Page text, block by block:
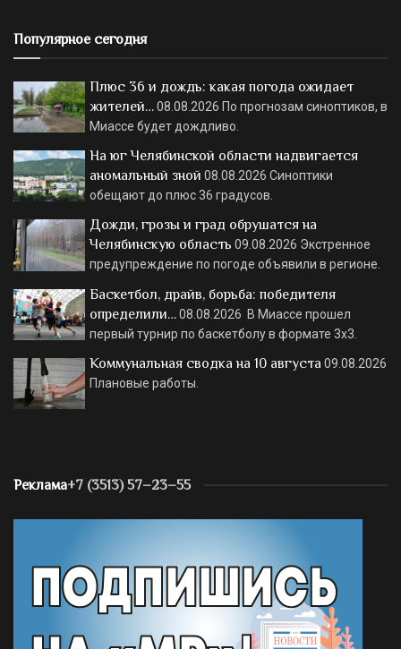
Популярное сегодня
Плюс 36 и дождь: какая погода ожидает
жителей…08.08.2026 По прогнозам синоптиков, в
Миассе будет дождливо.
На юг Челябинской области надвигается
аномальный зной 08.08.2026 Синоптики
обещают до плюс 36 градусов.
Дожди, грозы и град обрушатся на
Челябинскую область 09.08.2026 Экстренное
предупреждение по погоде объявили в регионе.
Баскетбол, драйв, борьба: победителя
определили…08.08.2026 В Миассе прошел
первый турнир по баскетболу в формате 3х3.
Коммунальная сводка на 10 августа 09.08.2026
Плановые работы.
Реклама+7 (3513) 57–23–55